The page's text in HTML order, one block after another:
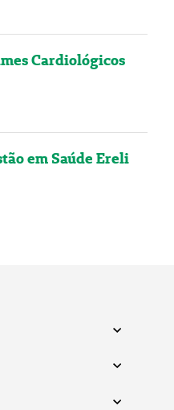
Cardiológicos
em Saúde Ereli